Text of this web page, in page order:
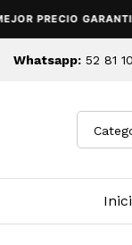
PRECIO
Whatsapp: 52 81